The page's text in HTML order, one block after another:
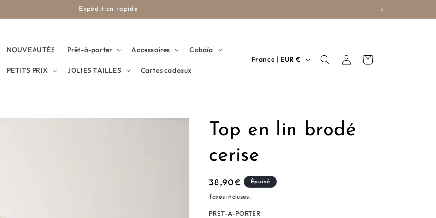
-10% sur votre 1ere commande BIENVENUE10
NOUVEAUTÉS Prêt-à-porter Accessoires Cabaïa
PETITS PRIX JOLIES TAILLES Cartes cadeaux
P
r
g
i
o
n
France | EUR € ConnexionPanier
Top en lin brodé
cerise
Prix
habituel
38,90€ Épuisé
Taxes incluses.
PRET-A-PORTER